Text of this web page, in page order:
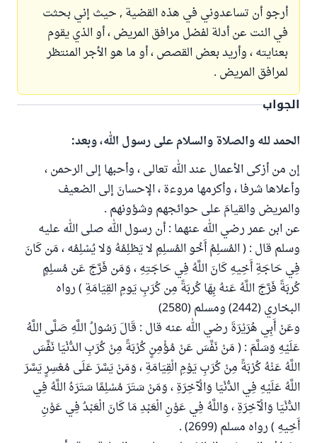
أرجو أن تساعدوني في هذه القضية , حيث إني بحثت
في النت عن أدلة لفضل مرافق المريض ، أو الذي يقوم
بعنايته ، وأريد بعض القصص ، أو ما هو الأجر المنتظر
لمرافق المريض .
الجواب
الحمد لله والصلاة والسلام على رسول الله، وبعد:
إن من أزكى الأعمال عند الله تعالى ، وأحبها إلى الرحمن ،
وأعلاها شرفا ، وأكرمها مروءة ، الإحسانَ إلى الضعيف
والمريض والقيامَ على حوائجهم وشؤونهم .
عن ابن عمر رضي الله عنهما : أن رسول الله صلى الله عليه
وسلم قال : ( المُسلِمُ أَخُو المُسلِمِ لا يَظلِمُهُ وَلا يُسْلِمُه ، مَن كَانَ
فِي حَاجَةِ أَخِيهِ كَانَ اللَّهُ فِي حَاجَتِهِ ، وَمَن فَرَّجَ عَن مُسلِمٍ
كُربَةً فَرَّجَ اللَّهُ عَنهُ بِهَا كُربَةً مِن كُرَبِ يَومِ القِيَامَةِ ) رواه
البخاري (2442) ومسلم (2580)
وعَنْ أَبِي هُرَيْرَةَ رضي الله عنه قال : قَالَ رَسُولُ اللَّهِ صَلَّى اللَّهُ
عَلَيْهِ وَسَلَّمَ : ( مَنْ نَفَّسَ عَنْ مُؤْمِنٍ كُرْبَةً مِنْ كُرَبِ الدُّنْيَا نَفَّسَ
اللَّهُ عَنْهُ كُرْبَةً مِنْ كُرَبِ يَوْمِ الْقِيَامَةِ ، وَمَنْ يَسَّرَ عَلَى مُعْسِرٍ يَسَّرَ
اللَّهُ عَلَيْهِ فِي الدُّنْيَا وَالْآخِرَةِ ، وَمَنْ سَتَرَ مُسْلِمًا سَتَرَهُ اللَّهُ فِي
الدُّنْيَا وَالْآخِرَةِ ، وَاللَّهُ فِي عَوْنِ الْعَبْدِ مَا كَانَ الْعَبْدُ فِي عَوْنِ
أَخِيهِ ) رواه مسلم (2699) .